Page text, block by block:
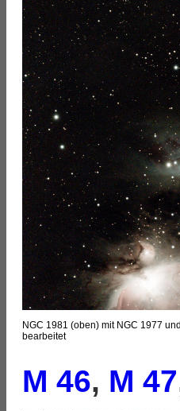
NGC 1981 (oben) mit NGC 1977
bearbeitet
M 46, M 47